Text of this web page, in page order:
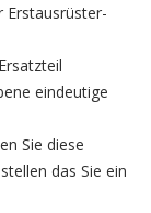
Erstausrüster-
eindeutige
Sie diese
das Sie ein